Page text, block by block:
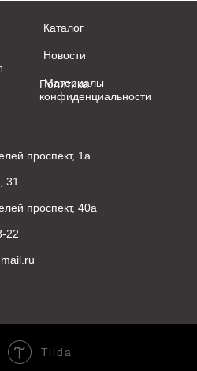
проспект, 1а
31
проспект, 40а
22
Каталог
Новости
Политика
конфиденциальности
Материалы
Tilda